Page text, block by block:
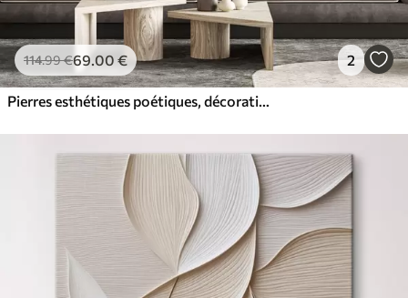
114.99€69.00 € 2
Pierres esthétiques poétiques, décoration intérieure, éclairage naturel